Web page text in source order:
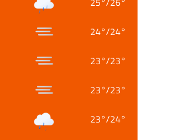
24°/24°
23°/23°
23°/23°
23°/24°